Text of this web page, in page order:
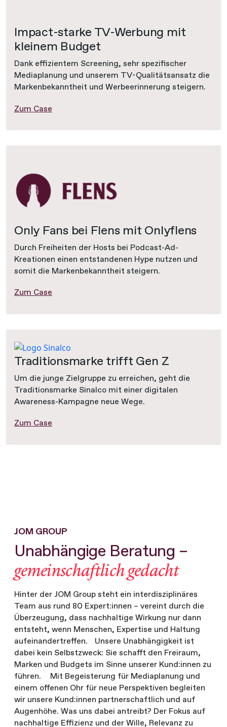
Impact-starke TV-Werbung mit
kleinem Budget
Dank effizientem Screening, sehr spezifischer
Mediaplanung und unserem TV-Qualitätsansatz die
Markenbekanntheit und Werbeerinnerung steigern.
Zum Case
Only Fans bei Flens mit Onlyflens
Durch Freiheiten der Hosts bei Podcast-Ad-
Kreationen einen entstandenen Hype nutzen und
somit die Markenbekanntheit steigern.
Zum Case
Traditionsmarke trifft Gen Z
Um die junge Zielgruppe zu erreichen, geht die
Traditionsmarke Sinalco mit einer digitalen
Awareness-Kampagne neue Wege.
Zum Case
JOM GROUP
Unabhängige Beratung –
gemeinschaftlich gedacht
Hinter der JOM Group steht ein interdisziplinäres
Team aus rund 80 Expert:innen – vereint durch die
Überzeugung, dass nachhaltige Wirkung nur dann
entsteht, wenn Menschen, Expertise und Haltung
aufeinandertreffen. Unsere Unabhängigkeit ist
dabei kein Selbstzweck: Sie schafft den Freiraum,
Marken und Budgets im Sinne unserer Kund:innen zu
führen. Mit Begeisterung für Mediaplanung und
einem offenen Ohr für neue Perspektiven begleiten
wir unsere Kund:innen partnerschaftlich und auf
Augenhöhe. Was uns dabei antreibt? Der Fokus auf
nachhaltige Effizienz und der Wille, Relevanz zu